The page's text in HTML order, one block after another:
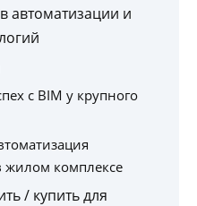
автоматизации и
с BIM у крупного
жилом комплексе
/ купить для